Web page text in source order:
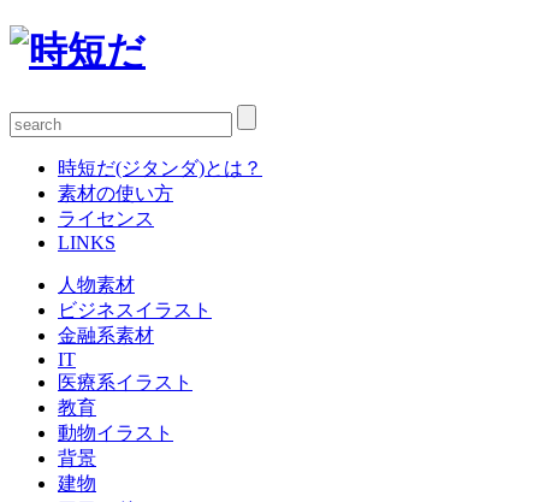
時短だ(ジタンダ)とは？
素材の使い方
ライセンス
LINKS
人物素材
ビジネスイラスト
金融系素材
IT
医療系イラスト
教育
動物イラスト
背景
建物